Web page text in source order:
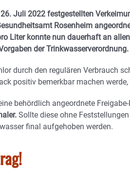
Juli 2022 festgestellten
Rosenheim
Liter konnte nun dauerhaft an
der Trinkwasserverordnung.
durch den regulären Verbrauch
positiv bemerkbar machen
behördlich angeordnete
Sollte diese ohne
final aufgehoben werden.